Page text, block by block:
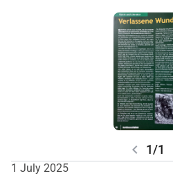
chevron_left 1/1
1 July 2025